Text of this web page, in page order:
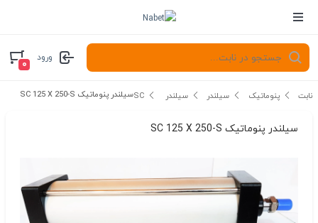
ورود
۰
نابت پنوماتیک سیلندر سیلندر SC سیلندر پنوماتیک SC 125 X 250-S
سیلندر پنوماتیک SC 125 X 250-S